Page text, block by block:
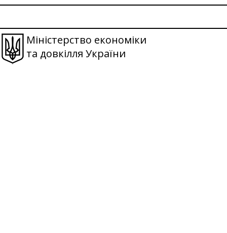
Міністерство економіки
та довкілля України